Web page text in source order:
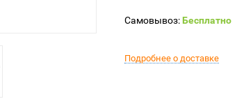
Самовывоз:Бесплатно
Подробнее о доставке